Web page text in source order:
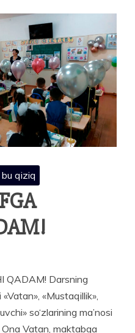
qiziq
QADAM! Darsning
«Mustaqillik»,
so‘zlarining ma’nosi
Vatan, maktabga